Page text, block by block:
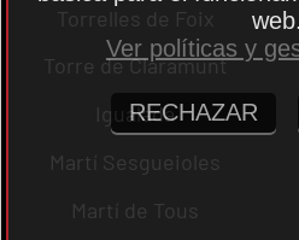
Torrelles de Foix
Torre de Claramunt
Igualada
Martí Sesgueioles
Martí de Tous
Ver políticas y
RECHAZAR